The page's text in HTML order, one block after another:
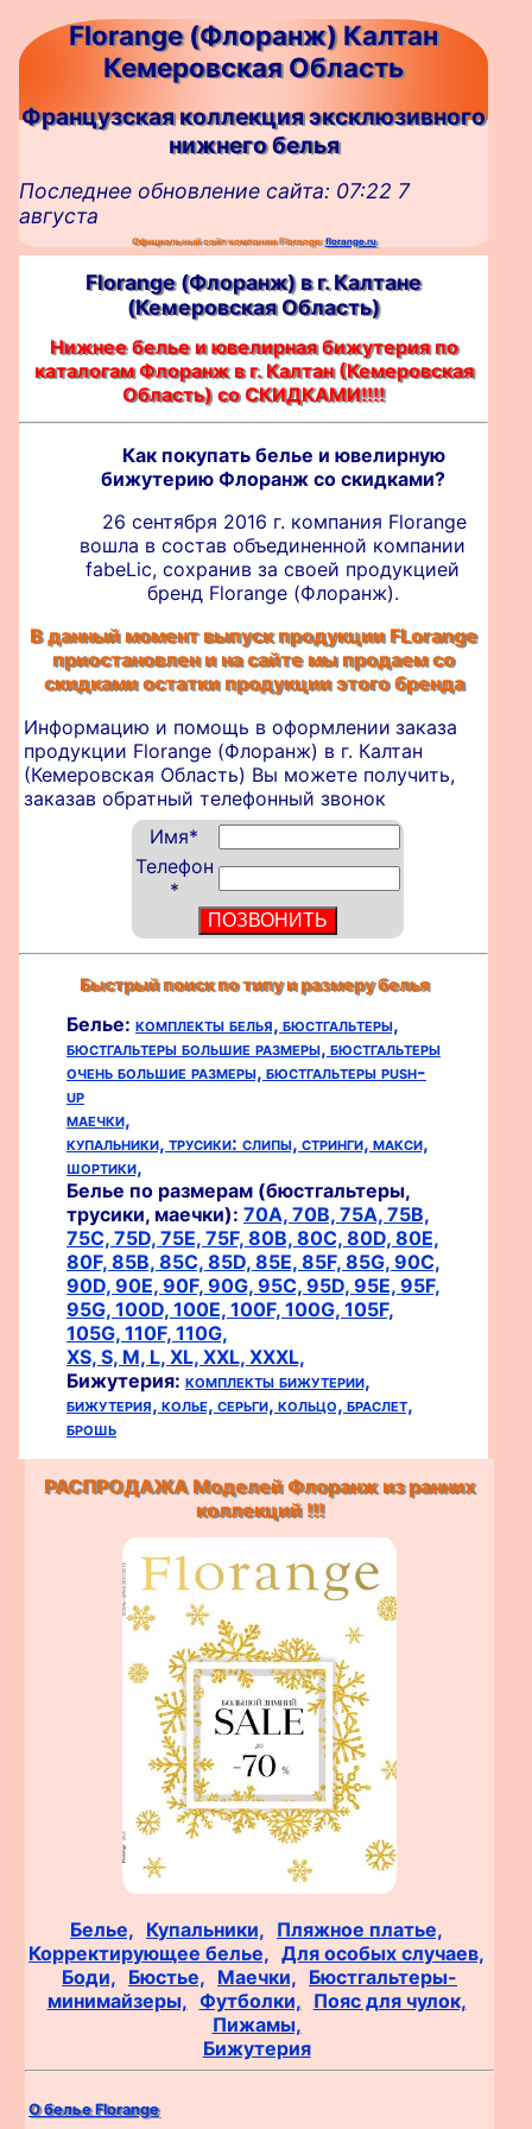
Florange (Флоранж) Калтан
Кемеровская Область
Французская коллекция эксклюзивного
нижнего белья
Последнее обновление сайта: 07:22 7
августа
Официальный сайт компании Florange:florange.ru
Florange (Флоранж) в г. Калтанe
(Кемеровская Область)
Нижнее белье и ювелирная бижутерия по
каталогам Флоранж в г. Калтан (Кемеровская
Область) со СКИДКАМИ!!!!
Как покупать белье и ювелирную
бижутерию Флоранж со скидками?
26 сентября 2016 г. компания Florange
вошла в состав объединенной компании
fabeLic, сохранив за своей продукцией
бренд Florange (Флоранж).
В данный момент выпуск продукции FLorange
приостановлен и на сайте мы продаем со
скидками остатки продукции этого бренда
Информацию и помощь в оформлении заказа
продукции Florange (Флоранж) в г. Калтан
(Кемеровская Область) Вы можете получить,
заказав обратный телефонный звонок
Имя*
Телефон
*
Быстрый поиск по типу и размеру белья
Белье: комплекты белья, бюстгальтеры,
бюстгальтеры большие размеры, бюстгальтеры
очень большие размеры, бюстгальтеры push-
up
маечки,
купальники, трусики: слипы, стринги, макси,
шортики,
Белье по размерам (бюстгальтеры,
трусики, маечки): 70A, 70B, 75A, 75B,
75C, 75D, 75E, 75F, 80B, 80C, 80D, 80E,
80F, 85B, 85C, 85D, 85E, 85F, 85G, 90C,
90D, 90E, 90F, 90G, 95C, 95D, 95E, 95F,
95G, 100D, 100E, 100F, 100G, 105F,
105G, 110F, 110G,
XS, S, M, L, XL, XXL, XXXL,
Бижутерия: комплекты бижутерии,
бижутерия, колье, серьги, кольцо, браслет,
брошь
РАСПРОДАЖА Моделей Флоранж из ранних
коллекций !!!
Белье, Купальники, Пляжное платье,
Корректирующее белье, Для особых случаев,
Боди, Бюстье, Маечки, Бюстгальтеры-
минимайзеры, Футболки, Пояс для чулок,
Пижамы,
Бижутерия
О белье Florange